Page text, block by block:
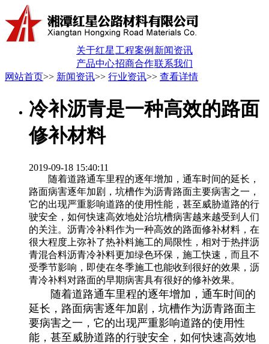
关于红星 工程案例 新闻资讯
产品中心招商合作联系我们
网站首页>> 新闻资讯>> 行业资讯>> 查看详情
冷补沥青是一种高效的路面
修补材料
2019-09-18 15:40:11
随着道路通车里程的逐年增加，通车时间的延长，
路面病害逐年加剧，坑槽作为沥青路面主要病害之一，
它的出现严重影响道路的使用性能，甚至威胁道路的行
驶安全，如何快速高效地处治坑槽病害越来越受到人们
的关注。沥青冷补料作为一种高效的路面修补材料，在
很大程度上弥补了热补料施工的局限性，相对于热拌沥
青混合料沥青冷补料更加绿色环保，施工快速，而且不
受季节影响，即使在冬季施工也能收到很好的效果，沥
青冷补料对路面的早期病害具有很好的修补效果。
随着道路通车里程的逐年增加，通车时间的
延长，路面病害逐年加剧，坑槽作为沥青路面主
要病害之一，它的出现严重影响道路的使用性
能，甚至威胁道路的行驶安全，如何快速高效地